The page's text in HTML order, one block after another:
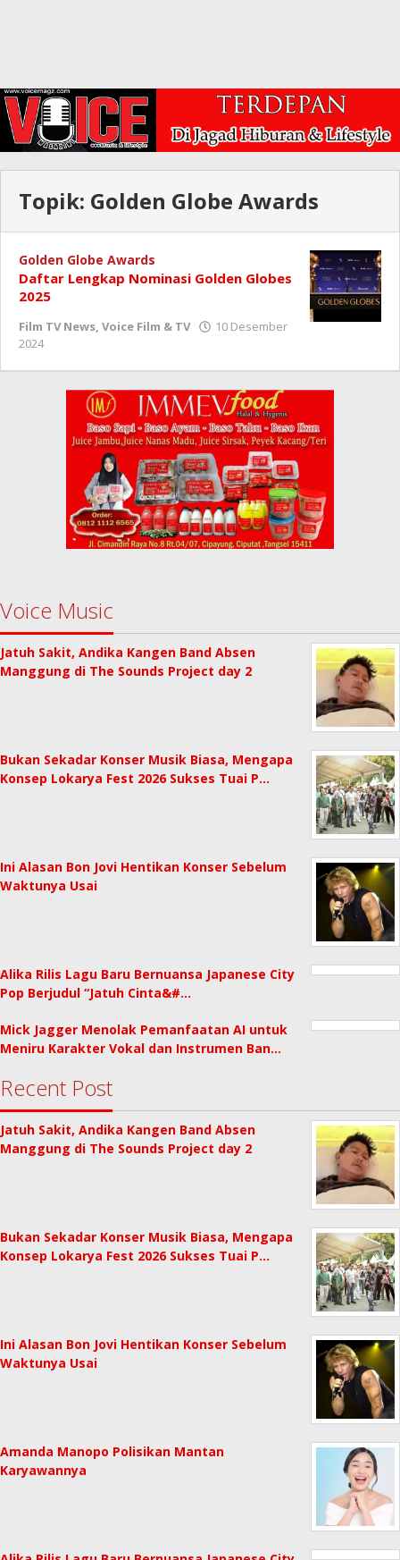
Topik: Golden Globe Awards
Golden Globe Awards
Daftar Lengkap Nominasi Golden Globes
2025
Film TV News, Voice Film & TV
10 Desember
2024
Voice Music
Jatuh Sakit, Andika Kangen Band Absen
Manggung di The Sounds Project day 2
Bukan Sekadar Konser Musik Biasa, Mengapa
Konsep Lokarya Fest 2026 Sukses Tuai P…
Ini Alasan Bon Jovi Hentikan Konser Sebelum
Waktunya Usai
Alika Rilis Lagu Baru Bernuansa Japanese City
Pop Berjudul “Jatuh Cinta&#…
Mick Jagger Menolak Pemanfaatan AI untuk
Meniru Karakter Vokal dan Instrumen Ban…
Recent Post
Jatuh Sakit, Andika Kangen Band Absen
Manggung di The Sounds Project day 2
Bukan Sekadar Konser Musik Biasa, Mengapa
Konsep Lokarya Fest 2026 Sukses Tuai P…
Ini Alasan Bon Jovi Hentikan Konser Sebelum
Waktunya Usai
Amanda Manopo Polisikan Mantan
Karyawannya